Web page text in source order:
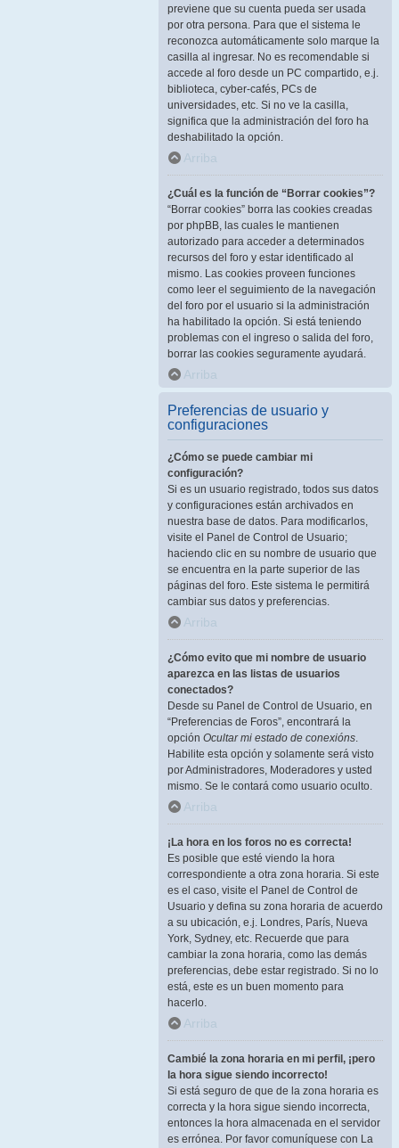
previene que su cuenta pueda ser usada
por otra persona. Para que el sistema le
reconozca automáticamente solo marque la
casilla al ingresar. No es recomendable si
accede al foro desde un PC compartido, e.j.
biblioteca, cyber-cafés, PCs de
universidades, etc. Si no ve la casilla,
significa que la administración del foro ha
deshabilitado la opción.
Arriba
¿Cuál es la función de “Borrar cookies”?
“Borrar cookies” borra las cookies creadas
por phpBB, las cuales le mantienen
autorizado para acceder a determinados
recursos del foro y estar identificado al
mismo. Las cookies proveen funciones
como leer el seguimiento de la navegación
del foro por el usuario si la administración
ha habilitado la opción. Si está teniendo
problemas con el ingreso o salida del foro,
borrar las cookies seguramente ayudará.
Arriba
Preferencias de usuario y
configuraciones
¿Cómo se puede cambiar mi
configuración?
Si es un usuario registrado, todos sus datos
y configuraciones están archivados en
nuestra base de datos. Para modificarlos,
visite el Panel de Control de Usuario;
haciendo clic en su nombre de usuario que
se encuentra en la parte superior de las
páginas del foro. Este sistema le permitirá
cambiar sus datos y preferencias.
Arriba
¿Cómo evito que mi nombre de usuario
aparezca en las listas de usuarios
conectados?
Desde su Panel de Control de Usuario, en
“Preferencias de Foros”, encontrará la
opción Ocultar mi estado de conexións.
Habilite esta opción y solamente será visto
por Administradores, Moderadores y usted
mismo. Se le contará como usuario oculto.
Arriba
¡La hora en los foros no es correcta!
Es posible que esté viendo la hora
correspondiente a otra zona horaria. Si este
es el caso, visite el Panel de Control de
Usuario y defina su zona horaria de acuerdo
a su ubicación, e.j. Londres, París, Nueva
York, Sydney, etc. Recuerde que para
cambiar la zona horaria, como las demás
preferencias, debe estar registrado. Si no lo
está, este es un buen momento para
hacerlo.
Arriba
Cambié la zona horaria en mi perfil, ¡pero
la hora sigue siendo incorrecto!
Si está seguro de que de la zona horaria es
correcta y la hora sigue siendo incorrecta,
entonces la hora almacenada en el servidor
es errónea. Por favor comuníquese con La